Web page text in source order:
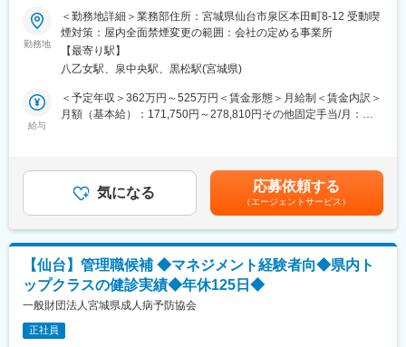
指す形となり、育成期間中から全社的な勉強会や専門部署のサポ
ートを受けられます。
■研修について
歯科・介護と複数にまたがっているため、取扱製品の知識を満遍
なく身につけるために拠点間で移動しながらの研修を行います
や期間は変更の可能性があります。（計6か月程度）
（1）
場所：秋田本社
内容：電話対応、システムの基本操作、保険料算定の基礎知識の
習得、サーバ、周辺機器のキッティング
（2）
場所：東京支店
内容：（1）に加えて、PCのセットアップ、先輩同行でのシステ
ム導入作業
（3）
■業務内容：
・健診の受託、契約に関すること
・健診実施に関すること(計画書作成や実施に向けての調整など)
・顧客管理に関すること
・健診費用請求、回収に関すること
※健診自体は年１～2回となり、実施前後に発生する業務
(いつどこで実施するかの調整・健診結果の納品・請求など)をあ
■詳細：
・基本的にはルート営業となり、既存の自治体・企業・学校回り
・担当エリアは地域によって分かれる
例)気仙沼・古川、県南
・社用車を用いての外出用務や稀に出張もあり
次長２名、課長１名、課長代理１名、係長６名の10名体制になり
勤務地
＜勤務地詳細＞業務部住所：宮城県仙台市泉区本田町8-12 受動喫
煙対策：屋内全面禁煙変更の範囲：会社の定める事業所
【最寄り駅】
八乙女駅、泉中央駅、黒松駅(宮城県)
給与
＜予定年収＞362万円～525万円＜賃金形態＞月給制＜賃金内訳＞
月額（基本給）：171,750円～278,810円その他固定手当/月：
月） ※計4.5ヶ月分（前年度実績）■処遇改善手当：5,110 円■ベー
スアップ手当：14,700円賃金はあくまでも目安の金額であり、選
考を通じて上下する可能性があります。月給(月額)は固定手当を含
めた表記です。
気になる 応募依頼する
（エージェントサービス）
【仙台】管理職候補 ◆マネジメント経験者向◆県内ト
ップクラスの健診実績◆年休125日◆
一般財団法人宮城県成人病予防協会
正社員